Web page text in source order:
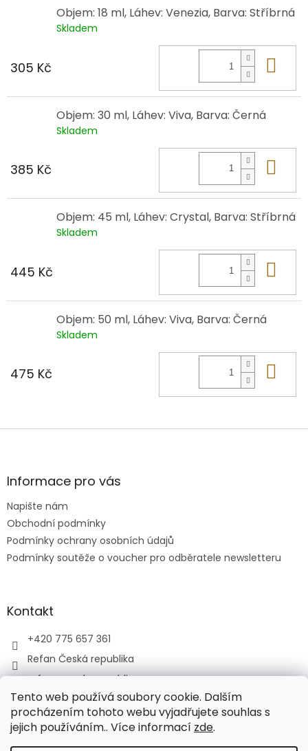
Tento web používá soubory cookie. Dalším
procházením tohoto webu vyjadřujete souhlas s
jejich používáním.. Více informací zde.
Objem: 18 ml, Láhev: Venezia, Barva: Stříbrná
Skladem
305 Kč
Objem: 30 ml, Láhev: Viva, Barva: Černá
Skladem
385 Kč
Objem: 45 ml, Láhev: Crystal, Barva: Stříbrná
Skladem
445 Kč
Objem: 50 ml, Láhev: Viva, Barva: Černá
Skladem
475 Kč
Z
aInformace pro vás
Napište nám
Obchodní podmínky
Podmínky ochrany osobních údajů
Podmínky soutěže o voucher pro odběratele newsletteru
Kontakt
+420 775 657 361
Refan Česká republika
refan_czech_republic